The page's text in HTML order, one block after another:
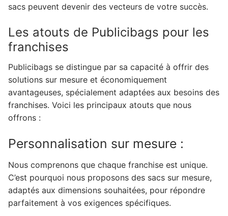
sacs peuvent devenir des vecteurs de votre succès.
Les atouts de Publicibags pour les
franchises
Publicibags se distingue par sa capacité à offrir des
solutions sur mesure et économiquement
avantageuses, spécialement adaptées aux besoins des
franchises. Voici les principaux atouts que nous
offrons :
Personnalisation sur mesure :
Nous comprenons que chaque franchise est unique.
C’est pourquoi nous proposons des sacs sur mesure,
adaptés aux dimensions souhaitées, pour répondre
parfaitement à vos exigences spécifiques.